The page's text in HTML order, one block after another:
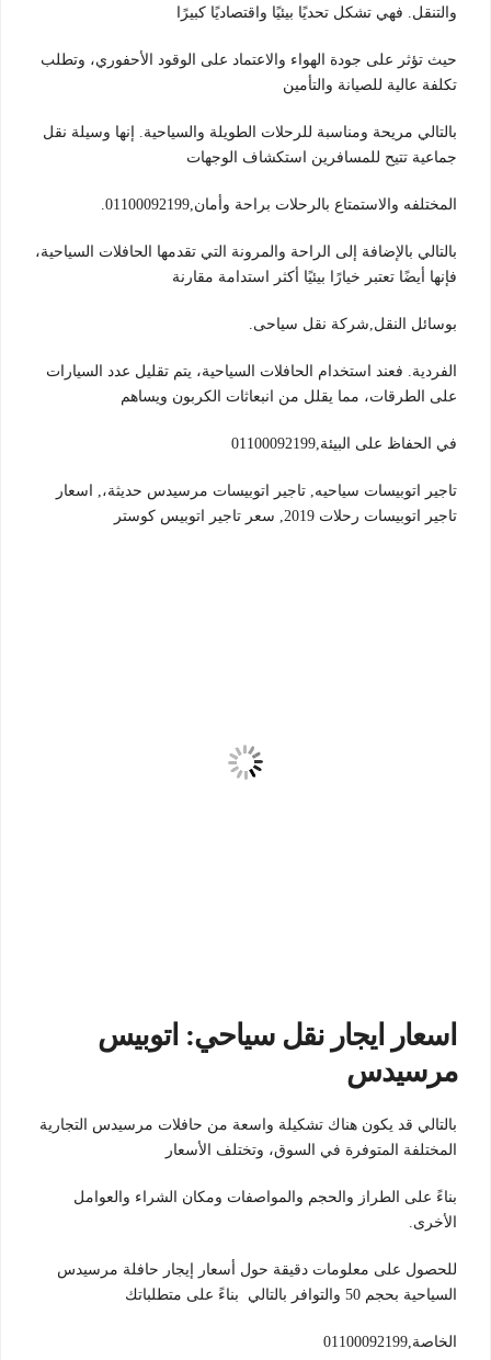
والتنقل. فهي تشكل تحديًا بيئيًا واقتصاديًا كبيرًا
حيث تؤثر على جودة الهواء والاعتماد على الوقود الأحفوري، وتطلب
تكلفة عالية للصيانة والتأمين
بالتالي مريحة ومناسبة للرحلات الطويلة والسياحية. إنها وسيلة نقل
جماعية تتيح للمسافرين استكشاف الوجهات
المختلفه والاستمتاع بالرحلات براحة وأمان,01100092199.
بالتالي بالإضافة إلى الراحة والمرونة التي تقدمها الحافلات السياحية،
فإنها أيضًا تعتبر خيارًا بيئيًا أكثر استدامة مقارنة
بوسائل النقل,شركة نقل سياحى.
الفردية. فعند استخدام الحافلات السياحية، يتم تقليل عدد السيارات
على الطرقات، مما يقلل من انبعاثات الكربون ويساهم
في الحفاظ على البيئة,01100092199
تاجير اتوبيسات سياحيه, تاجير اتوبيسات مرسيدس حديثة،, اسعار
تاجير اتوبيسات رحلات 2019, سعر تاجير اتوبيس كوستر
اسعار ايجار نقل سياحي: اتوبيس
مرسيدس
بالتالي قد يكون هناك تشكيلة واسعة من حافلات مرسيدس التجارية
المختلفة المتوفرة في السوق، وتختلف الأسعار
بناءً على الطراز والحجم والمواصفات ومكان الشراء والعوامل
الأخرى.
للحصول على معلومات دقيقة حول أسعار إيجار حافلة مرسيدس
السياحية بحجم 50 والتوافر بالتالي بناءً على متطلباتك
الخاصة,01100092199